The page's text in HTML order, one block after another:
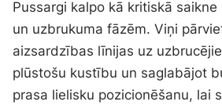
Pussargi kalpo kā kritiskā
un uzbrukuma fāzēm. Viņi
aizsardzības līnijas uz
plūstošu kustību un saglabājot
prasa lielisku pozicionēšanu, lai